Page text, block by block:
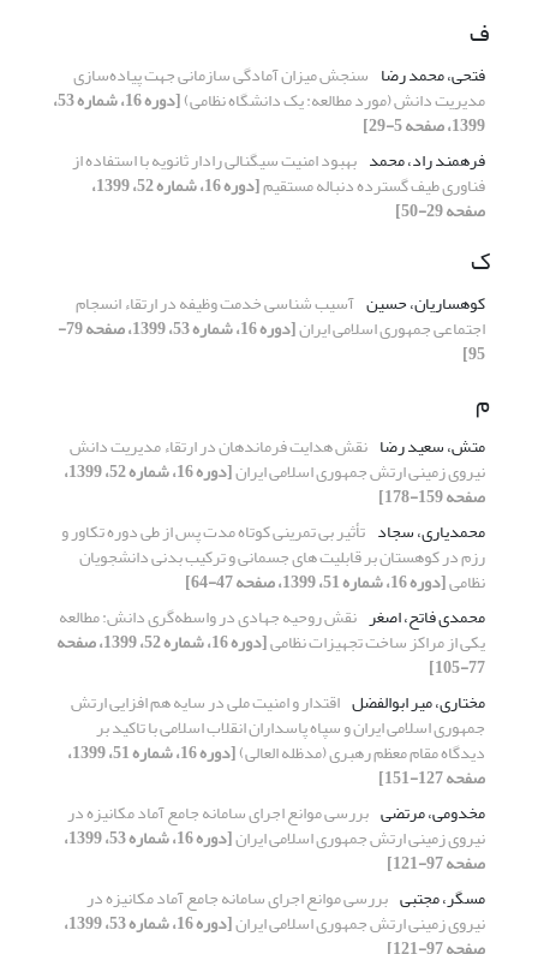
ف
فتحی، محمد رضا سنجش میزان آمادگی سازمانی جهت پیاده‌سازی
مدیریت دانش (مورد مطالعه: یک دانشگاه نظامی) [دوره 16، شماره 53،
1399، صفحه 5-29]
فرهمند راد، محمد بهبود امنیت سیگنالی رادار ثانویه با استفاده از
فناوری طیف گسترده دنباله مستقیم [دوره 16، شماره 52، 1399،
صفحه 29-50]
ک
کوهساریان، حسین آسیب شناسی خدمت وظیفه در ارتقاء انسجام
اجتماعی جمهوری اسلامی ایران [دوره 16، شماره 53، 1399، صفحه 79-
95]
م
متش، سعید رضا نقش هدایت فرماندهان در ارتقاء مدیریت دانش
نیروی زمینی ارتش جمهوری اسلامی ایران [دوره 16، شماره 52، 1399،
صفحه 159-178]
محمدیاری، سجاد تأثیر بی تمرینی کوتاه مدت پس از طی دوره تکاور و
رزم در کوهستان بر قابلیت های جسمانی و ترکیب بدنی دانشجویان
نظامی[دوره 16، شماره 51، 1399، صفحه 47-64]
محمدی فاتح، اصغر نقش روحیه جهادی در واسطه‌گری دانش: مطالعه
یکی از مراکز ساخت تجهیزات نظامی [دوره 16، شماره 52، 1399، صفحه
77-105]
مختاری، میر ابوالفضل اقتدار و امنیت ملی در سایه هم افزایی ارتش
جمهوری اسلامی ایران و سپاه پاسداران انقلاب اسلامی با تاکید بر
دیدگاه مقام معظم رهبری (مدظله العالی) [دوره 16، شماره 51، 1399،
صفحه 127-151]
مخدومی، مرتضی بررسی موانع اجرای سامانه جامع آماد مکانیزه در
نیروی زمینی ارتش جمهوری اسلامی ایران [دوره 16، شماره 53، 1399،
صفحه 97-121]
مسگر، مجتبی بررسی موانع اجرای سامانه جامع آماد مکانیزه در
نیروی زمینی ارتش جمهوری اسلامی ایران [دوره 16، شماره 53، 1399،